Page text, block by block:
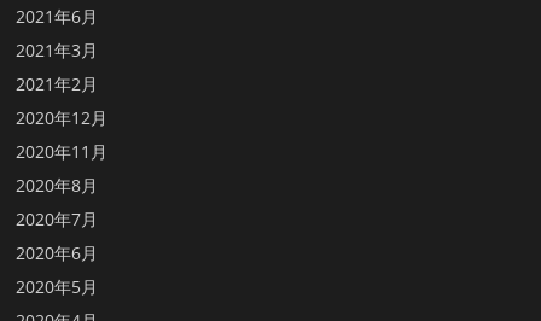
2021年6月
2021年3月
2021年2月
2020年12月
2020年11月
2020年8月
2020年7月
2020年6月
2020年5月